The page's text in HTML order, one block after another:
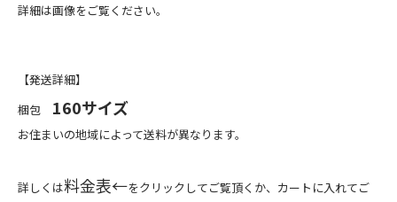
詳細は画像をご覧ください。
【発送詳細】
梱包 160サイズ
お住まいの地域によって送料が異なります。
詳しくは料金表←をクリックしてご覧頂くか、カートに入れてご